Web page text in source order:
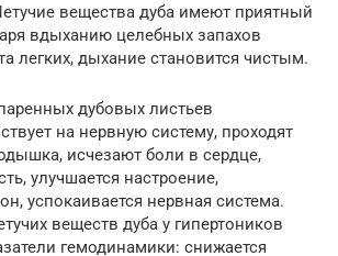
вещества дуба имеют приятный
вдыханию целебных запахов
легких, дыхание становится чистым.
дубовых листьев
на нервную систему, проходят
исчезают боли в сердце,
улучшается настроение,
успокаивается нервная система.
веществ дуба у гипертоников
гемодинамики: снижается